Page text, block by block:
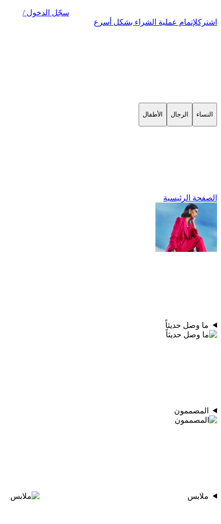
سجّل الدخول /
اشتركلإتمام عملية الشراء بشكل أسرع
النساء الرجال الأطفال
الصفحة الرئيسية
ما وصل حديثاً
المصممون
ملابس